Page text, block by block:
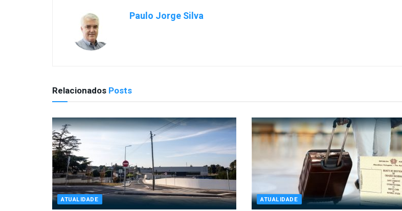
Paulo Jorge Silva
Relacionados Posts
ATUALIDADE ATUALIDADE